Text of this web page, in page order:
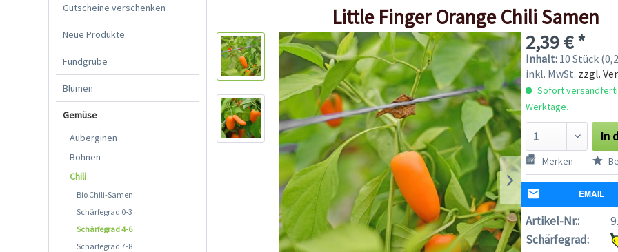
Gutscheine verschenken
Neue Produkte
Fundgrube
Blumen
Gemüse
Auberginen
Bohnen
Chili
Bio Chili-Samen
Schärfegrad 0-3
Schärfegrad 4-6
Schärfegrad 7-8
Little Finger Orange Chili Samen
2,39 € *
Inhalt: 10 Stück
inkl. MwSt. zzgl.
Sofort
Werktage.
In
Merken
EMAIL
Artikel-Nr.:
Schärfegrad: